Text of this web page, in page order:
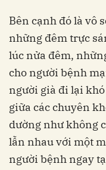
Bên cạnh đó là vô
những đêm trực
lúc nửa đêm,
cho người bệnh
người già đi lại
giữa các chuyên
dường như không
lẫn nhau với một
người bệnh ngay